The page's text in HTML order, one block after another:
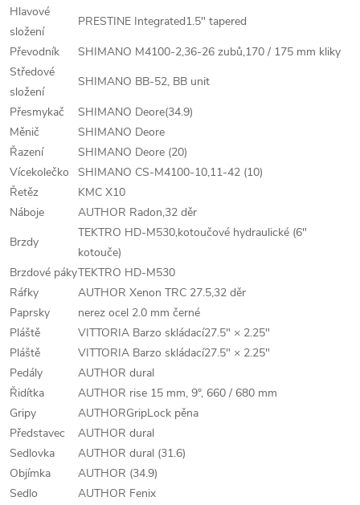
Hlavové
složení
PRESTINE Integrated1.5" tapered
Převodník
SHIMANO M4100-2,36-26 zubů,170 / 175 mm kliky
Středové
složení
SHIMANO BB-52, BB unit
Přesmykač
SHIMANO Deore(34.9)
Měnič
SHIMANO Deore
Řazení
SHIMANO Deore (20)
Vícekolečko
SHIMANO CS-M4100-10,11-42 (10)
Řetěz
KMC X10
Náboje
AUTHOR Radon,32 děr
Brzdy
TEKTRO HD-M530,kotoučové hydraulické (6"
kotouče)
Brzdové pákyTEKTRO HD-M530
Ráfky
AUTHOR Xenon TRC 27.5,32 děr
Paprsky
nerez ocel 2.0 mm černé
Pláště
VITTORIA Barzo skládací27.5" × 2.25"
Pláště
VITTORIA Barzo skládací27.5" × 2.25"
Pedály
AUTHOR dural
Řidítka
AUTHOR rise 15 mm, 9°, 660 / 680 mm
Gripy
AUTHORGripLock pěna
Představec
AUTHOR dural
Sedlovka
AUTHOR dural (31.6)
Objímka
AUTHOR (34.9)
Sedlo
AUTHOR Fenix